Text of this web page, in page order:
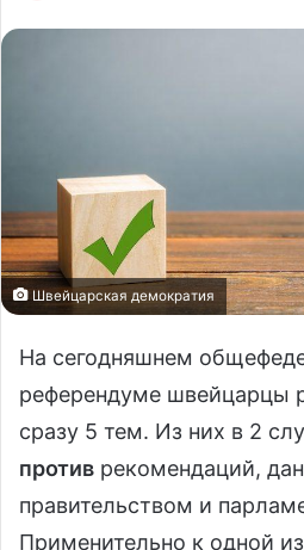
Швейцарская демократия
На сегодняшнем
референдуме швейцарцы
сразу 5 тем. Из них в 2
против рекомендаций,
правительством и
Применительно к одной